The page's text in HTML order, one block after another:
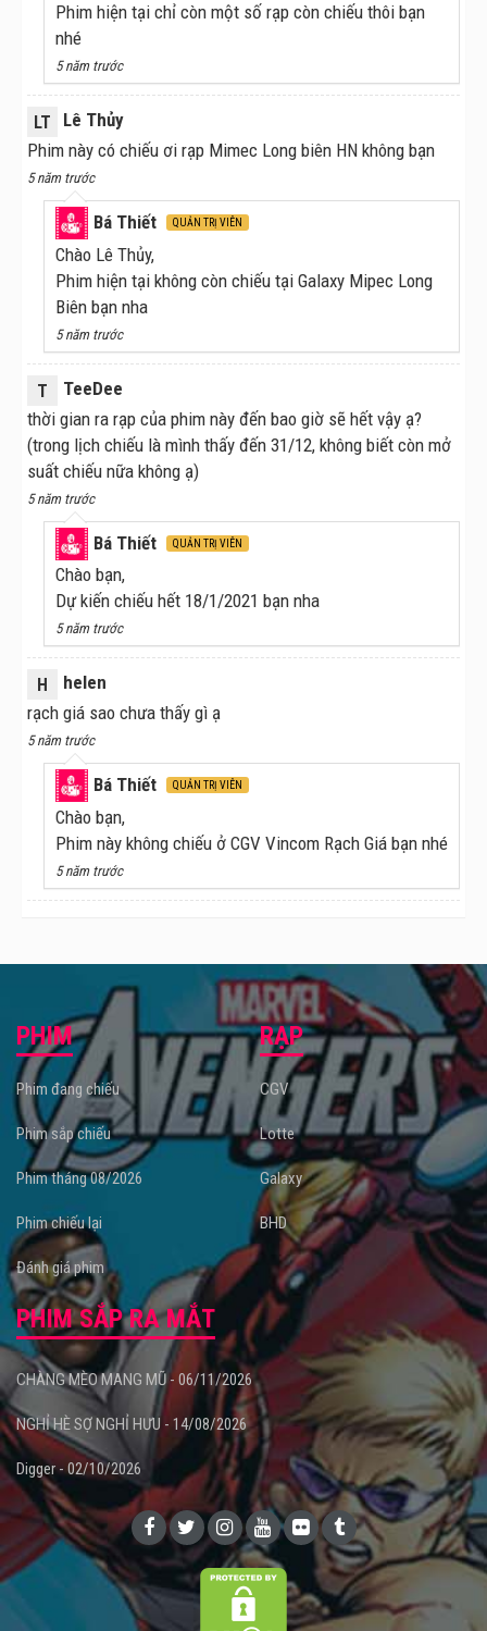
Phim hiện tại chỉ còn một số rạp còn chiếu thôi bạn
nhé
5 năm trước
LT
Lê Thủy
Phim này có chiếu ơi rạp Mimec Long biên HN không bạn
5 năm trước
Bá Thiết QUẢN TRỊ VIÊN
Chào Lê Thủy,
Phim hiện tại không còn chiếu tại Galaxy Mipec Long
Biên bạn nha
5 năm trước
T
TeeDee
thời gian ra rạp của phim này đến bao giờ sẽ hết vậy ạ?
(trong lịch chiếu là mình thấy đến 31/12, không biết còn mở
suất chiếu nữa không ạ)
5 năm trước
Bá Thiết QUẢN TRỊ VIÊN
Chào bạn,
Dự kiến chiếu hết 18/1/2021 bạn nha
5 năm trước
H
helen
rạch giá sao chưa thấy gì ạ
5 năm trước
Bá Thiết QUẢN TRỊ VIÊN
Chào bạn,
Phim này không chiếu ở CGV Vincom Rạch Giá bạn nhé
5 năm trước
PHIM
Phim đang chiếu
Phim sắp chiếu
Phim tháng 08/2026
Phim chiếu lại
Đánh giá phim
RẠP
CGV
Lotte
Galaxy
BHD
PHIM SẮP RA MẮT
CHÀNG MÈO MANG MŨ - 06/11/2026
NGHỈ HÈ SỢ NGHỈ HƯU - 14/08/2026
Digger - 02/10/2026